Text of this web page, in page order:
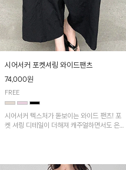
시어서커 포켓셔링 와이드팬츠
74,000원
FREE
시어서커 텍스처가 돋보이는 와이드 팬츠! 포
켓 셔링 디테일이 더해져 캐주얼하면서도 은은
아이템으로 활용하기 좋아요~